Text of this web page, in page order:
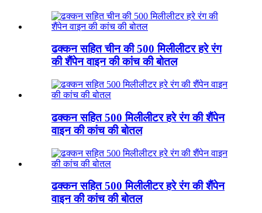
ढक्कन सहित चीन की 500 मिलीलीटर हरे रंग
की शैंपेन वाइन की कांच की बोतल
ढक्कन सहित 500 मिलीलीटर हरे रंग की शैंपेन
वाइन की कांच की बोतल
ढक्कन सहित 500 मिलीलीटर हरे रंग की शैंपेन
वाइन की कांच की बोतल